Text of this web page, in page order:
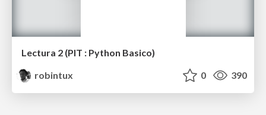
Lectura 2 (PIT : Python Basico)
robintux
0 390